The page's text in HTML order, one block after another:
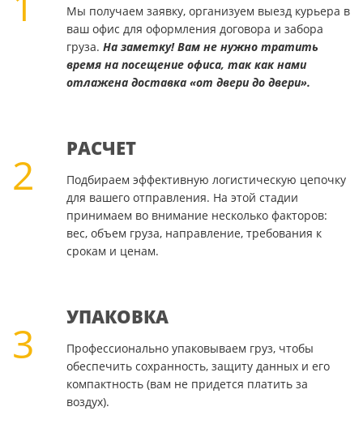
Мы получаем заявку, организуем выезд курьера в
ваш офис для оформления договора и забора
груза. На заметку! Вам не нужно тратить
время на посещение офиса, так как нами
отлажена доставка «от двери до двери».
2
РАСЧЕТ
Подбираем эффективную логистическую цепочку
для вашего отправления. На этой стадии
принимаем во внимание несколько факторов:
вес, объем груза, направление, требования к
срокам и ценам.
3
УПАКОВКА
Профессионально упаковываем груз, чтобы
обеспечить сохранность, защиту данных и его
компактность (вам не придется платить за
воздух).